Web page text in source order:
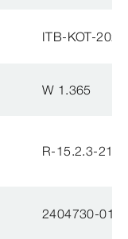
ITB-KOT-
W 1.365
R-15.2.3-21-
2404730-01